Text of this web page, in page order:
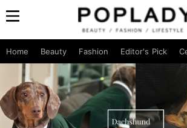
Home Beauty Fashion Editor's Pick